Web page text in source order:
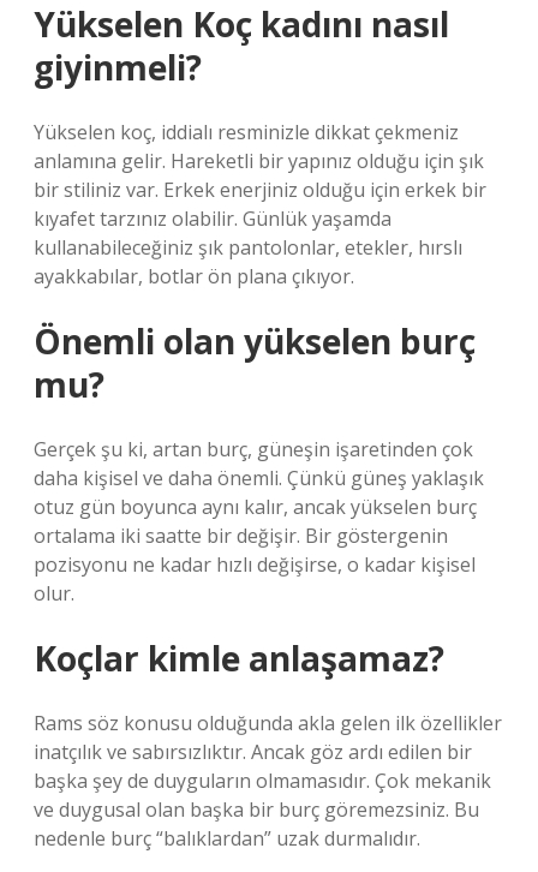
Yükselen Koç kadını nasıl
giyinmeli?
Yükselen koç, iddialı resminizle dikkat çekmeniz
anlamına gelir. Hareketli bir yapınız olduğu için şık
bir stiliniz var. Erkek enerjiniz olduğu için erkek bir
kıyafet tarzınız olabilir. Günlük yaşamda
kullanabileceğiniz şık pantolonlar, etekler, hırslı
ayakkabılar, botlar ön plana çıkıyor.
Önemli olan yükselen burç
mu?
Gerçek şu ki, artan burç, güneşin işaretinden çok
daha kişisel ve daha önemli. Çünkü güneş yaklaşık
otuz gün boyunca aynı kalır, ancak yükselen burç
ortalama iki saatte bir değişir. Bir göstergenin
pozisyonu ne kadar hızlı değişirse, o kadar kişisel
olur.
Koçlar kimle anlaşamaz?
Rams söz konusu olduğunda akla gelen ilk özellikler
inatçılık ve sabırsızlıktır. Ancak göz ardı edilen bir
başka şey de duyguların olmamasıdır. Çok mekanik
ve duygusal olan başka bir burç göremezsiniz. Bu
nedenle burç “balıklardan” uzak durmalıdır.